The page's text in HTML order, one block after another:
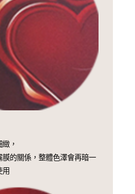
，
的關係，整體色澤會再暗一
用